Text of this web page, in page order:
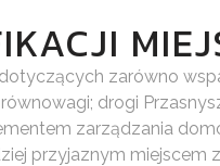
zarówno
drogi
zarządzania
przyjaznym miejscem